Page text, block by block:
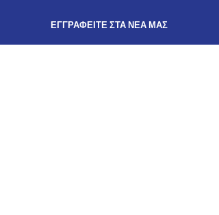
ΕΓΓΡΑΦΕΙΤΕ ΣΤΑ ΝΕΑ ΜΑΣ